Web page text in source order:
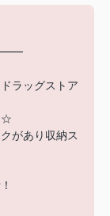
ラッグストア
☆
があり収納ス